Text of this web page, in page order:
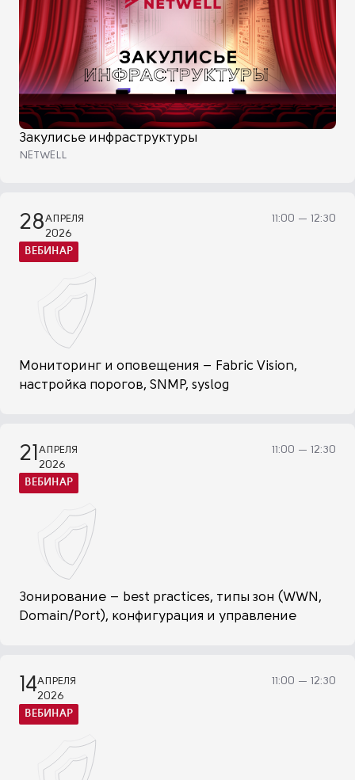
Закулисье инфраструктуры
NETWELL
28АПРЕЛЯ
2026
ВЕБИНАР
11:00 — 12:30
Мониторинг и оповещения – Fabric Vision,
настройка порогов, SNMP, syslog
21
АПРЕЛЯ
2026
ВЕБИНАР
11:00 — 12:30
Зонирование – best practices, типы зон (WWN,
Domain/Port), конфигурация и управление
14АПРЕЛЯ
2026
ВЕБИНАР
11:00 — 12:30